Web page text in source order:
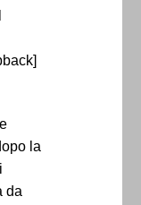
la
da